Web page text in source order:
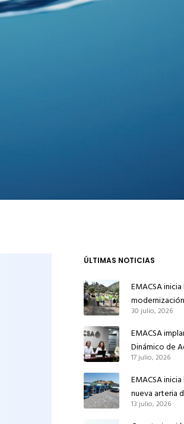
ÚLTIMAS NOTICIAS
EMACSA
conducción
reforzar el
Córdoba
30 julio, 2026
EMACSA
Dinámico de
contratación
instalaciones
17 julio, 2026
EMACSA
nueva arteria
red de agua
Ruiz de Azúa
13 julio, 2026